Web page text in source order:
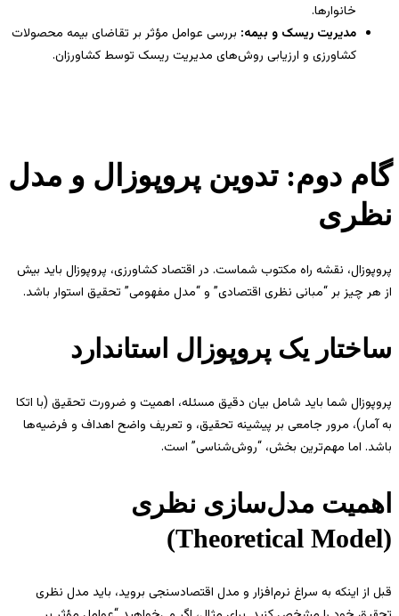
خانوارها.
مدیریت ریسک و بیمه: بررسی عوامل مؤثر بر تقاضای بیمه محصولات
کشاورزی و ارزیابی روش‌های مدیریت ریسک توسط کشاورزان.
گام دوم: تدوین پروپوزال و مدل
نظری
پروپوزال، نقشه راه مکتوب شماست. در اقتصاد کشاورزی، پروپوزال باید بیش
از هر چیز بر “مبانی نظری اقتصادی” و “مدل مفهومی” تحقیق استوار باشد.
ساختار یک پروپوزال استاندارد
پروپوزال شما باید شامل بیان دقیق مسئله، اهمیت و ضرورت تحقیق (با اتکا
به آمار)، مرور جامعی بر پیشینه تحقیق، و تعریف واضح اهداف و فرضیه‌ها
باشد. اما مهم‌ترین بخش، “روش‌شناسی” است.
اهمیت مدل‌سازی نظری
(Theoretical Model)
قبل از اینکه به سراغ نرم‌افزار و مدل اقتصادسنجی بروید، باید مدل نظری